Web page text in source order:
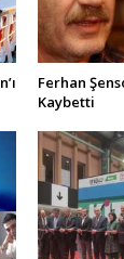
Ferhan
Kaybetti